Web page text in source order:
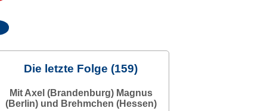
Die letzte Folge (159)
Mit Axel (Brandenburg) Magnus
(Berlin) und Brehmchen (Hessen)